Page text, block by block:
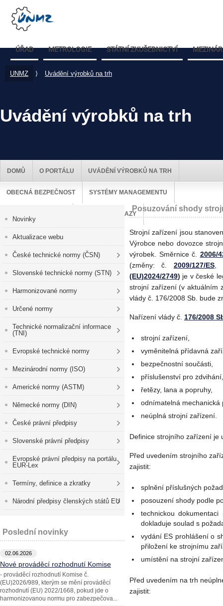
ÚŘAD METROLOGIE STÁTNÍ ZKUŠEBNICTVÍ
UNMZ ⟩ Uvádění výrobků na trh
Uvádění výrobků na trh
DOMŮ O PORTÁLU UVÁDĚNÍ VÝROBKŮ NA TRH
OBECNÁ BEZPEČNOST SYSTÉMY MANAGEMENTU
UŽITEČNÉ ODKAZY
Novinky
Aktualizace webu
České technické normy (ČSN)
Slovenské technické normy (STN)
Harmonizované normy
Určené normy
Technické normalizační informace
(TNI)
Evropské technické normy
Mezinárodní normy (ISO)
Americké normy (ASTM)
Německé normy (DIN)
České právní předpisy
Slovenské právní předpisy
Evropské právní předpisy na portálu
EUR-Lex
Termíny, definice a zkratky
Národní předpisy členských států EU
Poslední novinky
02.06.2026
Nové prováděcí rozhodnutí Komise
- prováděcí rozhodnutí Komise č.
(EU)2026/989, kterým se mění prováděcí
rozhodnutí (EU) 2022/1668, pokud jde o
harmonizovanou normu pro zabezpečova...
Posuzování shody
Strojní zařízení jsou
Výrobce nebo dovozce
výrobek. Směrnice č.
2006/
(změny: č. 2009/127/ES,
(EU)2024/2749) je v české
strojní zařízení (v aktuálním
vlády č. 176/2008 Sb. bude
Nařízení vlády č. 176/2008
strojní zařízení,
vyměnitelná přídavná
bezpečnostní součásti,
příslušenství pro zdvihání,
řetězy, lana a popruhy,
odnímatelná
neúplná strojní zařízení.
Definice strojního zařízení
Před uvedením strojního
zajistit:
splnění příslušných
posouzení shody podle
technickou
dokladuje soulad s
vydání ES prohlášení o
přiložení ke strojnímu
umístění na strojní
Před uvedením na trh
zajistit: